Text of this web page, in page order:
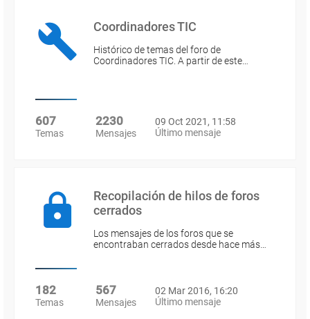
Coordinadores TIC
Histórico de temas del foro de
Coordinadores TIC. A partir de este…
607
Temas
2230
Mensajes
09 Oct 2021, 11:58
Último mensaje
Recopilación de hilos de foros
cerrados
Los mensajes de los foros que se
encontraban cerrados desde hace más…
182
Temas
567
Mensajes
02 Mar 2016, 16:20
Último mensaje